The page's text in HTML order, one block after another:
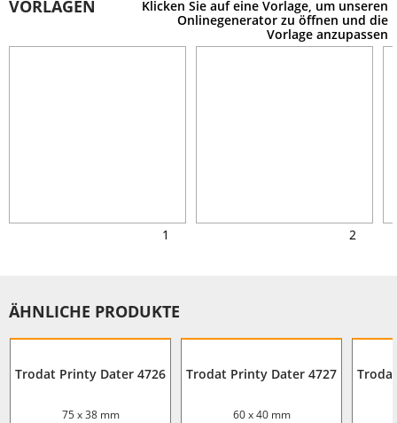
VORLAGEN
Klicken Sie auf eine Vorlage, um unseren
Onlinegenerator zu öffnen und die
Vorlage anzupassen
1 2
ÄHNLICHE PRODUKTE
Trodat Printy Dater 4726
75 x 38 mm
Trodat Printy Dater 4727
60 x 40 mm